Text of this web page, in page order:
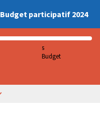
Budget participatif 2024
5
Budget